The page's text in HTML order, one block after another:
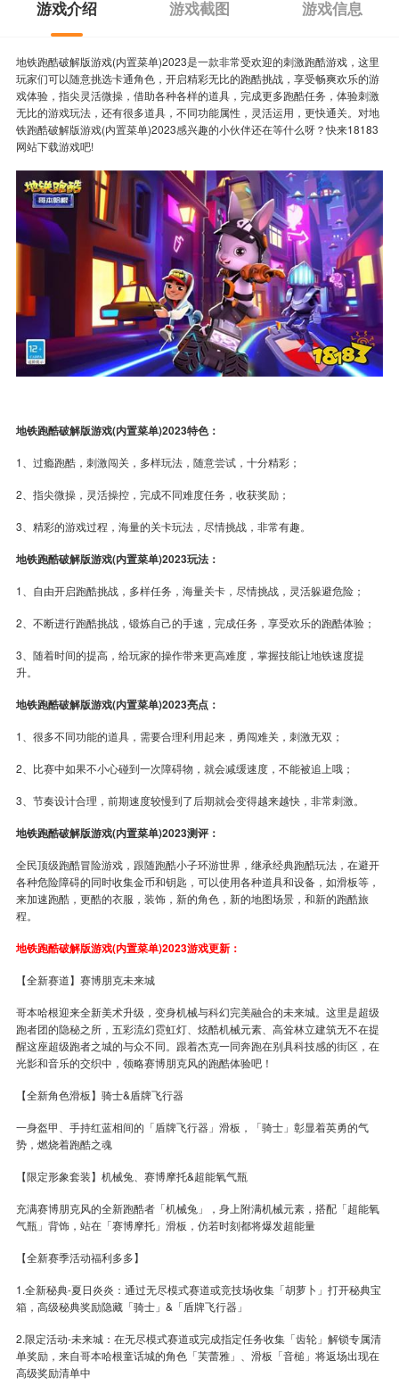
游戏介绍 游戏截图 游戏信息
地铁跑酷破解版游戏(内置菜单)2023是一款非常受欢迎的刺激跑酷游戏，这里
玩家们可以随意挑选卡通角色，开启精彩无比的跑酷挑战，享受畅爽欢乐的游
戏体验，指尖灵活微操，借助各种各样的道具，完成更多跑酷任务，体验刺激
无比的游戏玩法，还有很多道具，不同功能属性，灵活运用，更快通关。对地
铁跑酷破解版游戏(内置菜单)2023感兴趣的小伙伴还在等什么呀？快来18183
网站下载游戏吧!
地铁跑酷破解版游戏(内置菜单)2023特色：
1、过瘾跑酷，刺激闯关，多样玩法，随意尝试，十分精彩；
2、指尖微操，灵活操控，完成不同难度任务，收获奖励；
3、精彩的游戏过程，海量的关卡玩法，尽情挑战，非常有趣。
地铁跑酷破解版游戏(内置菜单)2023玩法：
1、自由开启跑酷挑战，多样任务，海量关卡，尽情挑战，灵活躲避危险；
2、不断进行跑酷挑战，锻炼自己的手速，完成任务，享受欢乐的跑酷体验；
3、随着时间的提高，给玩家的操作带来更高难度，掌握技能让地铁速度提
升。
地铁跑酷破解版游戏(内置菜单)2023亮点：
1、很多不同功能的道具，需要合理利用起来，勇闯难关，刺激无双；
2、比赛中如果不小心碰到一次障碍物，就会减缓速度，不能被追上哦；
3、节奏设计合理，前期速度较慢到了后期就会变得越来越快，非常刺激。
地铁跑酷破解版游戏(内置菜单)2023测评：
全民顶级跑酷冒险游戏，跟随跑酷小子环游世界，继承经典跑酷玩法，在避开
各种危险障碍的同时收集金币和钥匙，可以使用各种道具和设备，如滑板等，
来加速跑酷，更酷的衣服，装饰，新的角色，新的地图场景，和新的跑酷旅
程。
地铁跑酷破解版游戏(内置菜单)2023游戏更新：
【全新赛道】赛博朋克未来城
哥本哈根迎来全新美术升级，变身机械与科幻完美融合的未来城。这里是超级
跑者团的隐秘之所，五彩流幻霓虹灯、炫酷机械元素、高耸林立建筑无不在提
醒这座超级跑者之城的与众不同。跟着杰克一同奔跑在别具科技感的街区，在
光影和音乐的交织中，领略赛博朋克风的跑酷体验吧！
【全新角色滑板】骑士&盾牌飞行器
一身盔甲、手持红蓝相间的「盾牌飞行器」滑板，「骑士」彰显着英勇的气
势，燃烧着跑酷之魂
【限定形象套装】机械兔、赛博摩托&超能氧气瓶
充满赛博朋克风的全新跑酷者「机械兔」，身上附满机械元素，搭配「超能氧
气瓶」背饰，站在「赛博摩托」滑板，仿若时刻都将爆发超能量
【全新赛季活动福利多多】
1.全新秘典-夏日炎炎：通过无尽模式赛道或竞技场收集「胡萝卜」打开秘典宝
箱，高级秘典奖励隐藏「骑士」&「盾牌飞行器」
2.限定活动-未来城：在无尽模式赛道或完成指定任务收集「齿轮」解锁专属清
单奖励，来自哥本哈根童话城的角色「芙蕾雅」、滑板「音槌」将返场出现在
高级奖励清单中